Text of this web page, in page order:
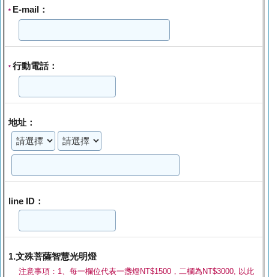
* E-mail：
* 行動電話：
地址：
line ID：
1.文殊菩薩智慧光明燈
注意事項：1、每一欄位代表一盞燈NT$1500，二欄為NT$3000, 以此